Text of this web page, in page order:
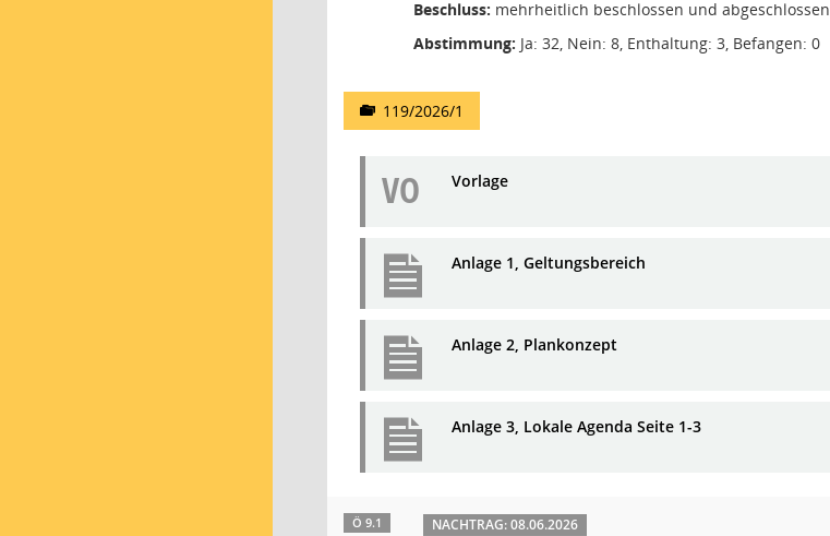
Beschluss: mehrheitlich beschlossen und abgeschlossen
Abstimmung: Ja: 32, Nein: 8, Enthaltung: 3, Befangen: 0
119/2026/1
VO Vorlage
Anlage 1, Geltungsbereich
Anlage 2, Plankonzept
Anlage 3, Lokale Agenda Seite 1-3
Ö 9.1 NACHTRAG: 08.06.2026